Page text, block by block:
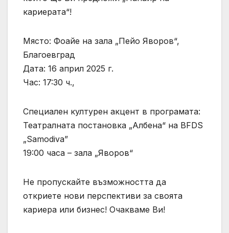
кариерата“!
Място: Фоайе на зала „Пейо Яворов“,
Благоевград
Дата: 16 април 2025 г.
Час: 17:30 ч.,
Специален културен акцент в програмата:
Театралната постановка „Албена“ на BFDS
„Samodiva”
19:00 часа – зала „Яворов“
Не пропускайте възможността да
откриете нови перспективи за своята
кариера или бизнес! Очакваме Ви!